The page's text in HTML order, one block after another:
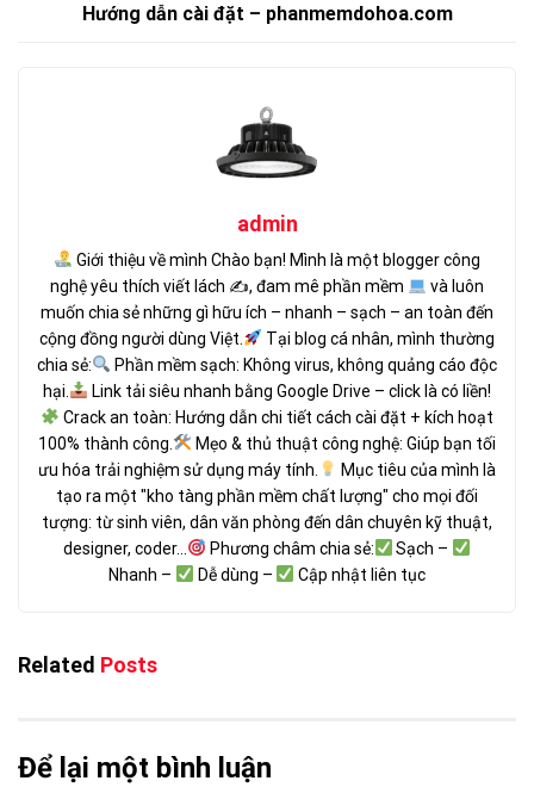
Hướng dẫn cài đặt – phanmemdohoa.com
admin
Giới thiệu về mình Chào bạn! Mình là một blogger công
nghệ yêu thích viết lách ✍, đam mê phần mềm
và luôn
muốn chia sẻ những gì hữu ích – nhanh – sạch – an toàn đến
cộng đồng người dùng Việt.
Tại blog cá nhân, mình thường
chia sẻ:
Phần mềm sạch: Không virus, không quảng cáo độc
hại.
Link tải siêu nhanh bằng Google Drive – click là có liền!
Crack an toàn: Hướng dẫn chi tiết cách cài đặt + kích hoạt
100% thành công.
Mẹo & thủ thuật công nghệ: Giúp bạn tối
ưu hóa trải nghiệm sử dụng máy tính.
Mục tiêu của mình là
tạo ra một "kho tàng phần mềm chất lượng" cho mọi đối
tượng: từ sinh viên, dân văn phòng đến dân chuyên kỹ thuật,
designer, coder...
Phương châm chia sẻ:
Sạch –
Nhanh –
Dễ dùng – Cập nhật liên tục
Related Posts
Để lại một bình luận